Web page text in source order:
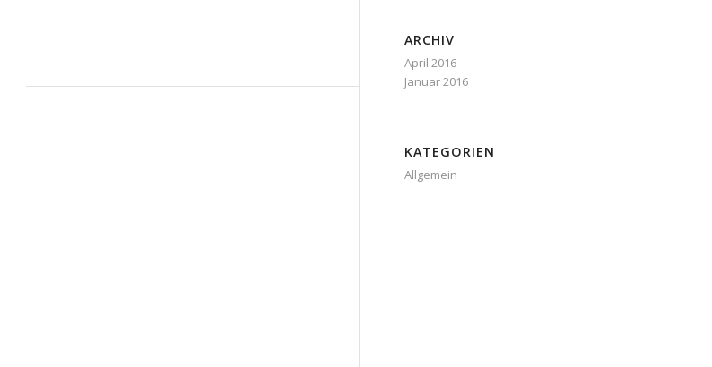
ARCHIV
April 2016
Januar 2016
KATEGORIEN
Allgemein